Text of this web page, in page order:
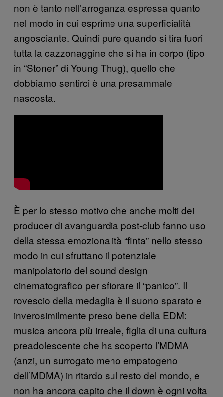
non è tanto nell’arroganza espressa quanto
nel modo in cui esprime una superficialità
angosciante. Quindi pure quando si tira fuori
tutta la cazzonaggine che si ha in corpo (tipo
in “Stoner” di Young Thug), quello che
dobbiamo sentirci è una presammale
nascosta.
È per lo stesso motivo che anche molti dei
producer di avanguardia post-club fanno uso
della stessa emozionalità “finta” nello stesso
modo in cui sfruttano il potenziale
manipolatorio del sound design
cinematografico per sfiorare il “panico”. Il
rovescio della medaglia è il suono sparato e
inverosimilmente preso bene della EDM:
musica ancora più irreale, figlia di una cultura
preadolescente che ha scoperto l’MDMA
(anzi, un surrogato meno empatogeno
dell’MDMA) in ritardo sul resto del mondo, e
non ha ancora capito che il down è ogni volta